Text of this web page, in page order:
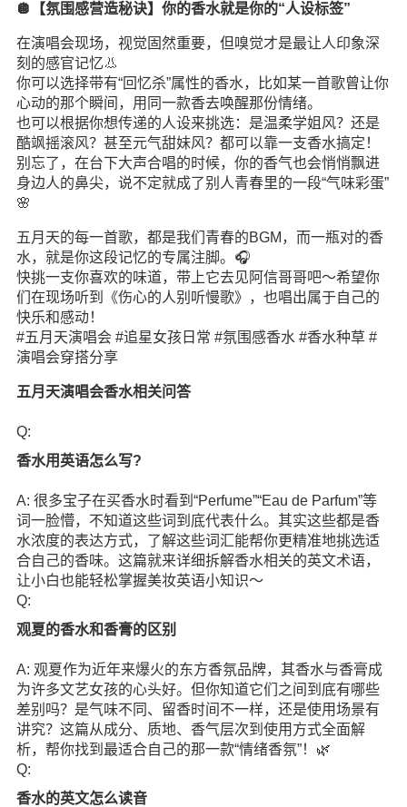
🪩️【氛围感营造秘诀】你的香水就是你的“人设标签”
在演唱会现场，视觉固然重要，但嗅觉才是最让人印象深
刻的感官记忆👃
你可以选择带有“回忆杀”属性的香水，比如某一首歌曾让你
心动的那个瞬间，用同一款香去唤醒那份情绪。
也可以根据你想传递的人设来挑选：是温柔学姐风？还是
酷飒摇滚风？甚至元气甜妹风？都可以靠一支香水搞定！
别忘了，在台下大声合唱的时候，你的香气也会悄悄飘进
身边人的鼻尖，说不定就成了别人青春里的一段“气味彩蛋”
🌸
五月天的每一首歌，都是我们青春的BGM，而一瓶对的香
水，就是你这段记忆的专属注脚。🎧
快挑一支你喜欢的味道，带上它去见阿信哥哥吧～希望你
们在现场听到《伤心的人别听慢歌》，也唱出属于自己的
快乐和感动！
#五月天演唱会 #追星女孩日常 #氛围感香水 #香水种草 #
演唱会穿搭分享
五月天演唱会香水相关问答
Q:
香水用英语怎么写?
A: 很多宝子在买香水时看到“Perfume”“Eau de Parfum”等
词一脸懵，不知道这些词到底代表什么。其实这些都是香
水浓度的表达方式，了解这些词汇能帮你更精准地挑选适
合自己的香味。这篇就来详细拆解香水相关的英文术语，
让小白也能轻松掌握美妆英语小知识～
Q:
观夏的香水和香膏的区别
A: 观夏作为近年来爆火的东方香氛品牌，其香水与香膏成
为许多文艺女孩的心头好。但你知道它们之间到底有哪些
差别吗？是气味不同、留香时间不一样，还是使用场景有
讲究？这篇从成分、质地、香气层次到使用方式全面解
析，帮你找到最适合自己的那一款“情绪香氛”！🌿
Q:
香水的英文怎么读音